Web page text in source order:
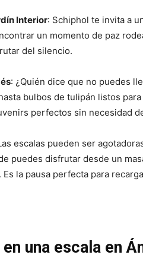
Interior: Schiphol te invita a
un momento de paz
del silencio.
: ¿Quién dice que no puedes
bulbos de tulipán listos
perfectos sin necesidad
escalas pueden ser
puedes disfrutar desde un
la pausa perfecta para
en una escala en